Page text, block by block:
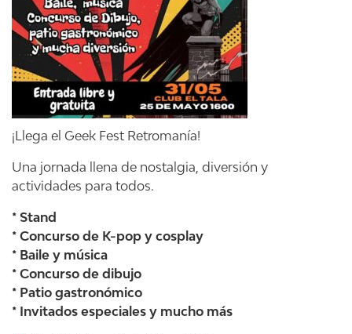
¡Llega el Geek Fest Retromanía!
Una jornada llena de nostalgia, diversión y
actividades para todos.
* Stand
* Concurso de K-pop y cosplay
* Baile y música
* Concurso de dibujo
* Patio gastronómico
* Invitados especiales y mucho más